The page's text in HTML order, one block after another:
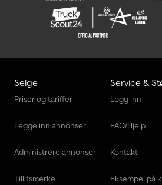
Selge
Priser og tariffer
Legge inn annonser
Administrere annonser
Tillitsmerke
Service &
Logg inn
FAQ/Hjelp
Kontakt
Eksempel på